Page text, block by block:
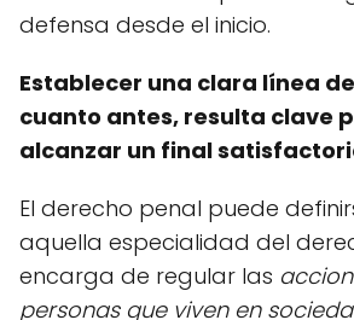
defensa desde el inicio.
Establecer una clara línea
cuanto antes, resulta clave
alcanzar un final
El derecho penal puede
aquella especialidad del
encarga de regular las
personas que viven en